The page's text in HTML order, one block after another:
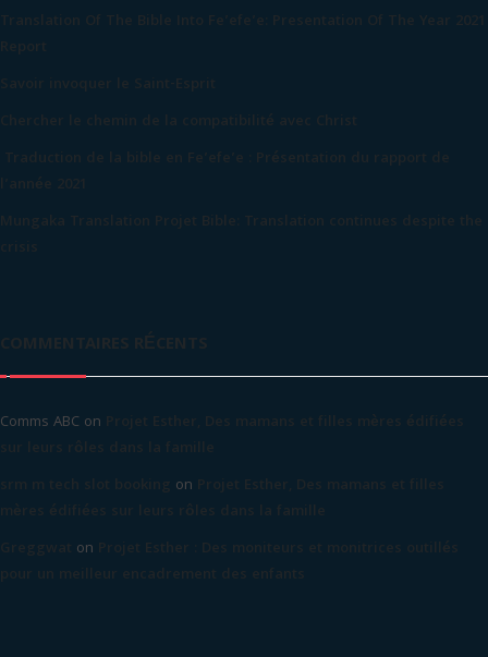
Translation Of The Bible Into Fe’efe’e: Presentation Of The Year 2021
Report
Savoir invoquer le Saint-Esprit
Chercher le chemin de la compatibilité avec Christ
Traduction de la bible en Fe’efe’e : Présentation du rapport de
l’année 2021
Mungaka Translation Projet Bible: Translation continues despite the
COMMENTAIRES RÉCENTS
Comms ABC on Projet Esther, Des mamans et filles mères édifiées
on Projet Esther, Des mamans et filles
mères édifiées sur leurs rôles dans la famille
Greggwat
on Projet Esther : Des moniteurs et monitrices outillés